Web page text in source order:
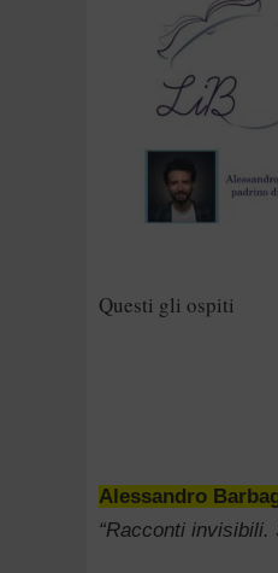
Questi gli ospiti
Alessandro
“Racconti